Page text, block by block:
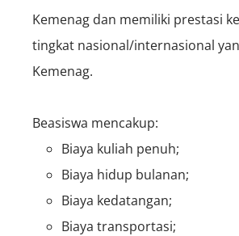
Kemenag dan memiliki prestasi
tingkat nasional/internasional
Kemenag.
Beasiswa mencakup:
Biaya kuliah penuh;
Biaya hidup bulanan;
Biaya kedatangan;
Biaya transportasi;